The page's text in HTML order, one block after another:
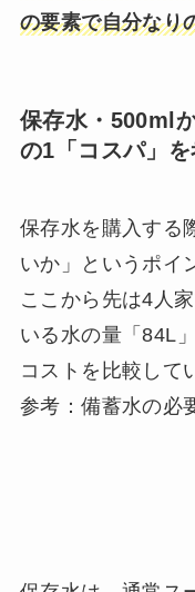
の要素で自分なり
保存水・500ml
の1「コスパ」を
保存水を購入する
いか」というポイ
ここから先は4人
いる水の量「84L
コストを比較して
参考：備蓄水の必